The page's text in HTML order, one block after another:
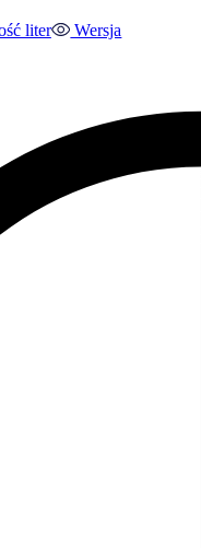
liter
Wersja